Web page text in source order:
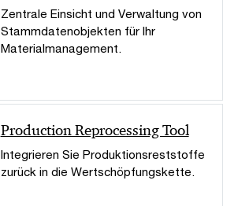
Zentrale Einsicht und Verwaltung von
Stammdatenobjekten für Ihr
Materialmanagement.
Production Reprocessing Tool
Integrieren Sie Produktionsreststoffe
zurück in die Wertschöpfungskette.